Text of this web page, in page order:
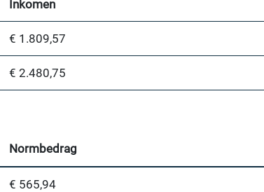
Inkomen
€ 1.809,57
€ 2.480,75
Normbedrag
€ 565,94